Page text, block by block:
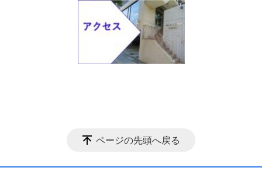
ページの先頭へ戻る